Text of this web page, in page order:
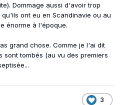
Dommage aussi d'avoir trop
ont eu en Scandinavie ou au
énorme à l'époque.
grand chose. Comme je l'ai dit
tombés (au vu des premiers
3